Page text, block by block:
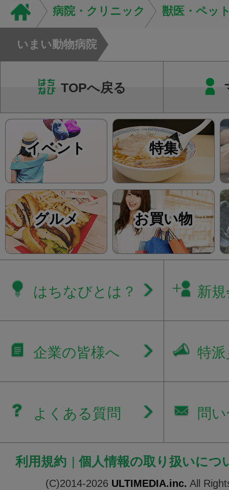
います。必要に応じ
ン・CT・MRIなどの
病院・クリニック 獣医・ペッ
いまい動物病院
TOPへ戻る
イベント 特集
グルメ お買い物
はちなびとは？ 新
企業の皆様へ 特
よくある質問 問
利用規約 | 個人情報の取り扱いにつ
(C)2014-2026 ULTIMEDIA.inc. All